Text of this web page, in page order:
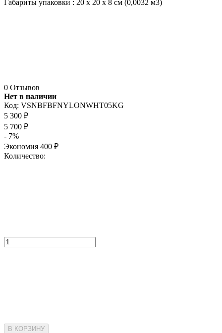
Габариты упаковки : 20 х 20 х 8 см (0,0032 м3)
0 Отзывов
Нет в наличии
Код: VSNBFBFNYLONWHT05KG
5 300 ₽
5 700 ₽
- 7%
Экономия 400 ₽
Количество:
В КОРЗИНУ